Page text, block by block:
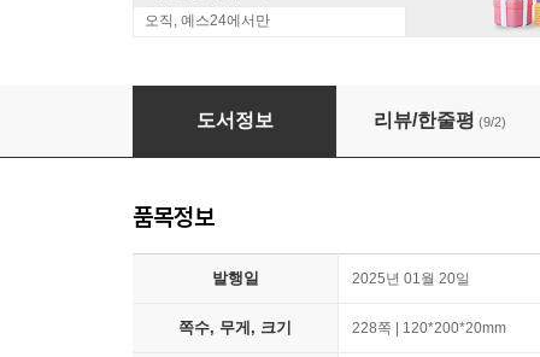
오직, 예스24에서만
노력하는 엄마라서 힘든 겁니다
도서정보 리뷰/한줄평 (9/2)
품목정보
발행일 2025년 01월 20일
쪽수, 무게, 크기 228쪽 | 120*200*20mm